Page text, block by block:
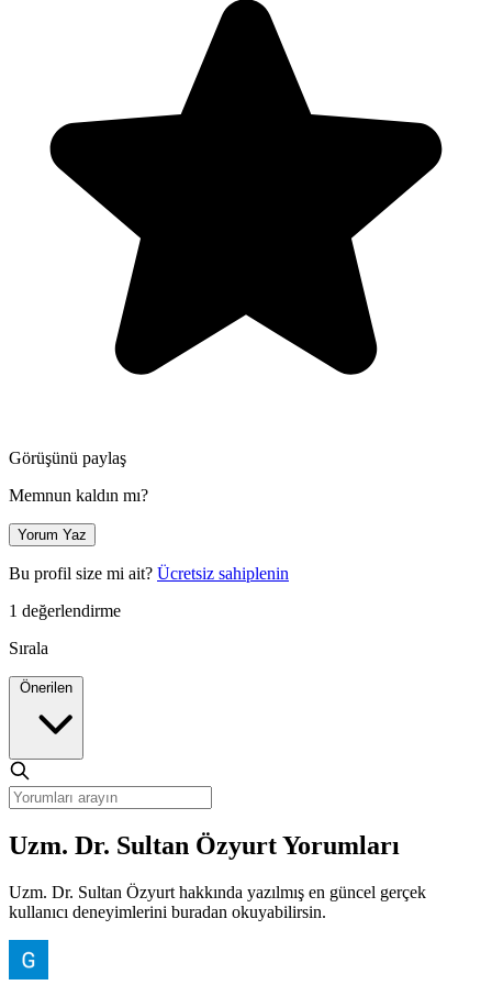
Görüşünü paylaş
Memnun kaldın mı?
Yorum Yaz
Bu profil size mi ait? Ücretsiz sahiplenin
1 değerlendirme
Sırala
Uzm. Dr. Sultan Özyurt Yorumları
Uzm. Dr. Sultan Özyurt hakkında yazılmış en güncel gerçek
kullanıcı deneyimlerini buradan okuyabilirsin.